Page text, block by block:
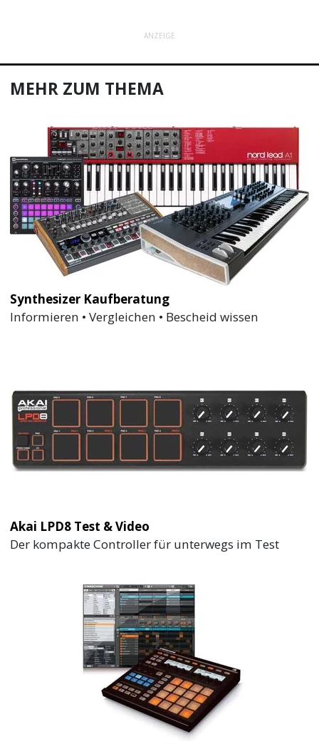
ANZEIGE
MEHR ZUM THEMA
Synthesizer Kaufberatung
Informieren • Vergleichen • Bescheid wissen
Akai LPD8 Test & Video
Der kompakte Controller für unterwegs im Test